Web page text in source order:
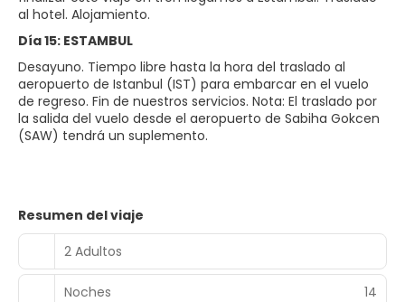
al hotel. Alojamiento.
Día 15: ESTAMBUL
Desayuno. Tiempo libre hasta la hora del traslado al
aeropuerto de Istanbul (IST) para embarcar en el vuelo
de regreso. Fin de nuestros servicios. Nota: El traslado por
la salida del vuelo desde el aeropuerto de Sabiha Gokcen
(SAW) tendrá un suplemento.
Resumen del viaje
2 Adultos
Noches 14